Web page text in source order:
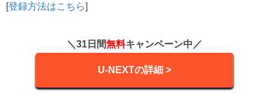
[登録方法はこちら]
＼31日間無料キャンペーン中／
U-NEXTの詳細 >